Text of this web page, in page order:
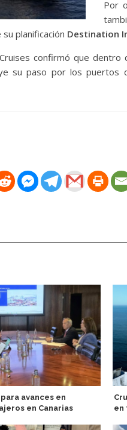
Por
planificación Destination
confirmó que
su paso por los puertos
avances en
en Canarias
en